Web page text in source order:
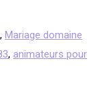
, Mariage domaine
, animateurs pour